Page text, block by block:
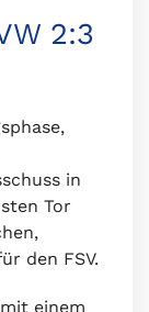
2:3
in
Tor
den FSV.
einem